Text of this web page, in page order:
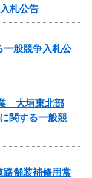
札公告
一般競争入札公
大垣東北部
関する一般競
路舗装補修用常